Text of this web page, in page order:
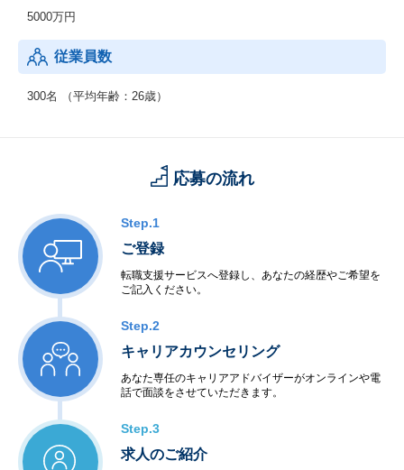
ログラムが充実している一方、
出社主体の育成スタイルや高いスピード感に適応する必要など、
ベンチャーらしい過酷さも特徴です。
5000万円
従業員数
300名 （平均年齢：26歳）
応募の流れ
Step.1
ご登録
転職支援サービスへ登録し、あなたの経歴やご希望を
ご記入ください。
Step.2
キャリアカウンセリング
あなた専任のキャリアアドバイザーがオンラインや電
話で面談をさせていただきます。
Step.3
求人のご紹介